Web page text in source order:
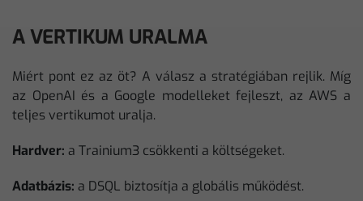
A VERTIKUM URALMA
Miért pont ez az öt? A válasz a stratégiában rejlik. Míg
az OpenAI és a Google modelleket fejleszt, az AWS a
teljes vertikumot uralja.
Hardver: a Trainium3 csökkenti a költségeket.
Adatbázis: a DSQL biztosítja a globális működést.